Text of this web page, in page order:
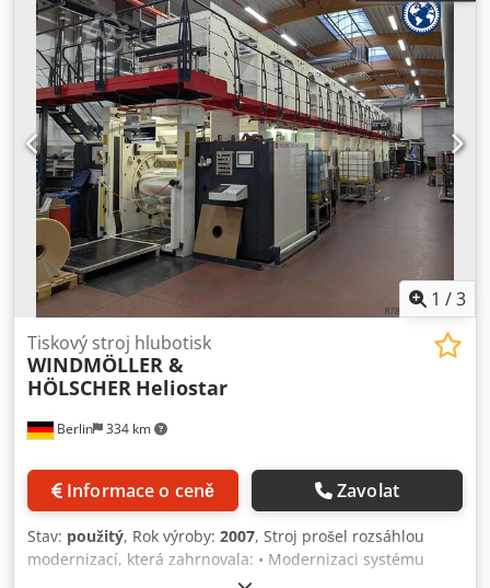
1 /3
Berlin 334 km
Tiskový stroj hlubotisk
WINDMÖLLER &
HÖLSCHER Heliostar
Informace o ceně Zavolat
Stav: použitý, Rok výroby: 2007, Stroj prošel rozsáhlou
modernizací, která zahrnovala: • Modernizaci systému
řízení registrace Regi-Star 20 • Instalaci systému 100%